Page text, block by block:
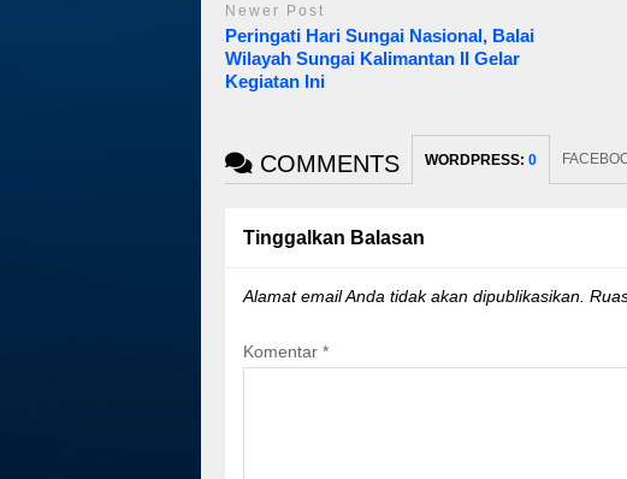
Newer Post
Peringati Hari Sungai Nasional, Balai
Wilayah Sungai Kalimantan II Gelar
Kegiatan Ini
COMMENTS WORDPRESS: 0
Tinggalkan Balasan
Alamat email Anda tidak akan dipublikasikan.
Komentar *